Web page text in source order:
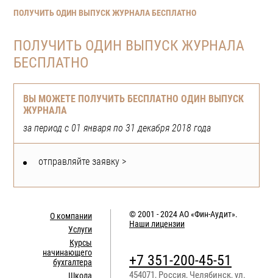
ПОЛУЧИТЬ ОДИН ВЫПУСК ЖУРНАЛА БЕСПЛАТНО
ПОЛУЧИТЬ ОДИН ВЫПУСК ЖУРНАЛА
БЕСПЛАТНО
ВЫ МОЖЕТЕ ПОЛУЧИТЬ БЕСПЛАТНО ОДИН ВЫПУСК
ЖУРНАЛА
за период с 01 января по 31 декабря 2018 года
отправляйте заявку >
О компании
Услуги
Курсы
начинающего
бухгалтера
Школа
© 2001 - 2024АО «Фин-Аудит».
Наши лицензии
+7 351-200-45-51
454071, Россия, Челябинск,ул.